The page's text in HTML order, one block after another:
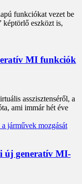
funkciókat vezet be
eszközt is,
MI funkciók
asszisztenséről, a
ami immár hét éve
új generatív MI-